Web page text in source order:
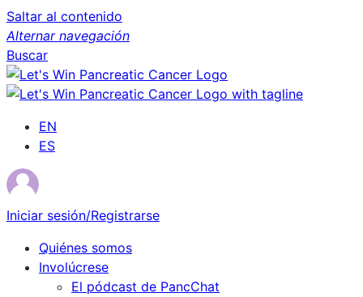
Saltar al contenido
Alternar navegación
Buscar
EN
ES
Iniciar sesión/Registrarse
Quiénes somos
Involúcrese
El pódcast de PancChat